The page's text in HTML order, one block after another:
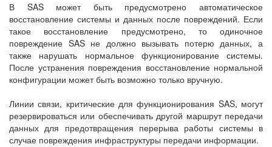
В SAS может быть предусмотрено автоматическое
восстановление системы и данных после повреждений. Если
такое восстановление предусмотрено, то одиночное
повреждение SAS не должно вызывать потерю данных, а
также нарушать нормальное функционирование системы.
После устранения повреждения восстановление нормальной
конфигурации может быть возможно только вручную.
Линии связи, критические для функционирования SAS, могут
резервироваться или обеспечивать другой маршрут передачи
данных для предотвращения перерыва работы системы в
случае повреждения инфраструктуры передачи информации.